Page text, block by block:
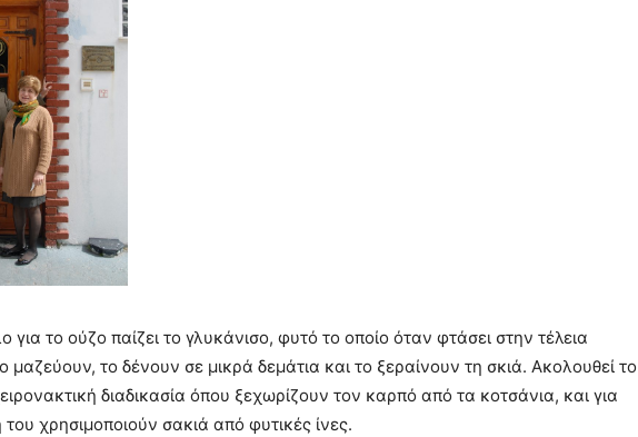
για το ούζο παίζει το γλυκάνισο, φυτό το οποίο όταν φτάσει στην τέλεια
μαζεύουν, το δένουν σε μικρά δεμάτια και το ξεραίνουν τη σκιά. Ακολουθεί το
διαδικασία όπου ξεχωρίζουν τον καρπό από τα κοτσάνια, και για
χρησιμοποιούν σακιά από φυτικές ίνες.